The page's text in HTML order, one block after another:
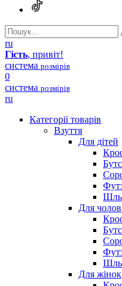
ru
Гість, привіт!
система розмірів
0
система розмірів
ru
Категорії товарів
Взуття
Для дітей
Для
Для жінок